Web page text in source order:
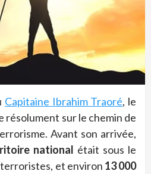
Capitaine Ibrahim Traoré, le
résolument sur le chemin de
Avant son arrivée,
national était sous le
et environ 13 000